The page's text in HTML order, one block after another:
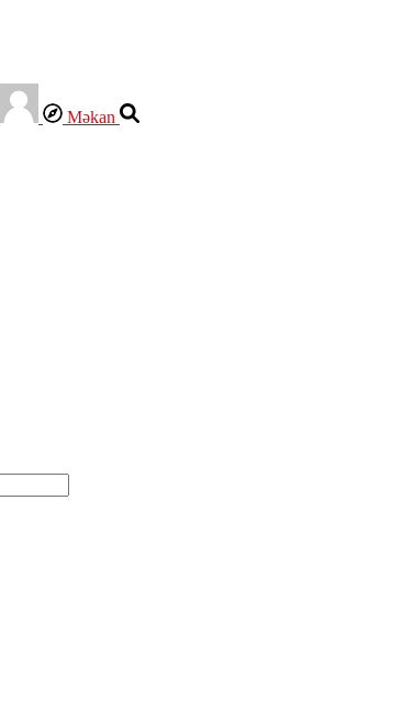
Məkan